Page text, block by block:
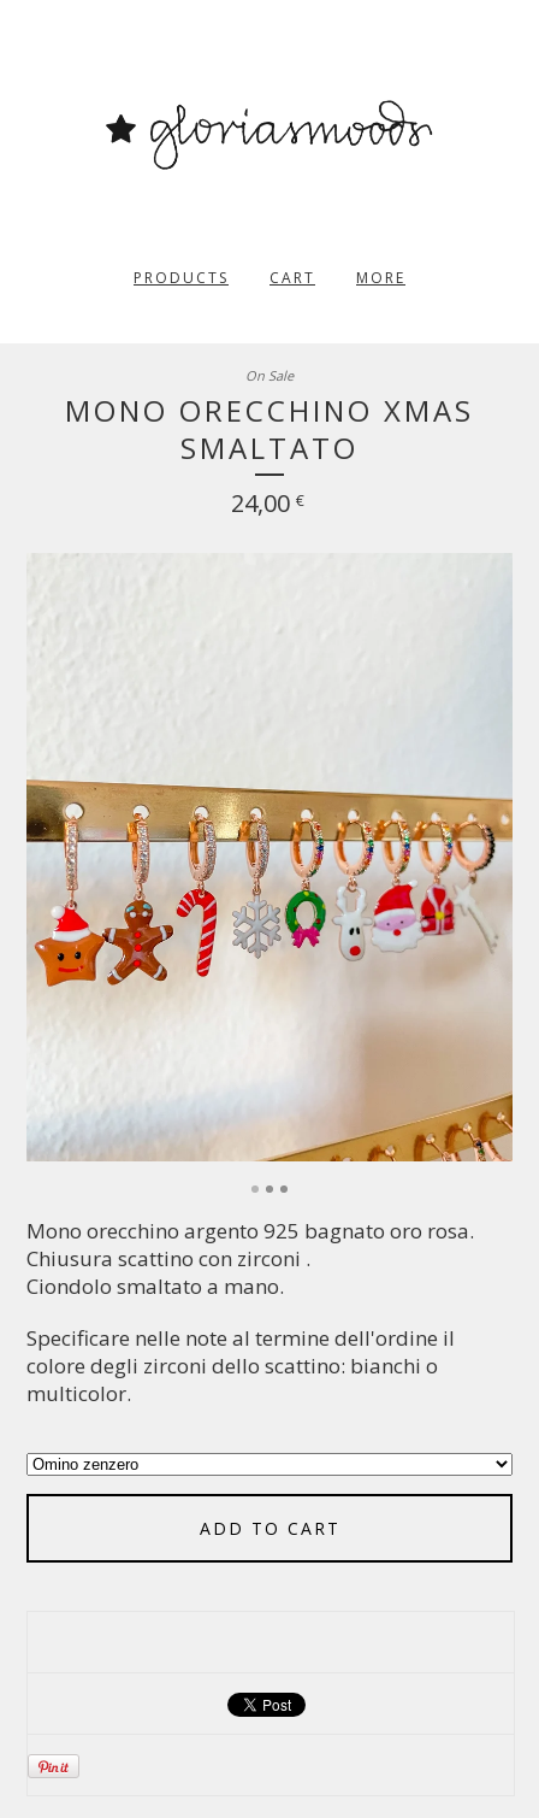
PRODUCTS CART MORE
MONO ORECCHINO XMAS
SMALTATO
24,00 €
On Sale
Mono orecchino argento 925 bagnato oro rosa.
Chiusura scattino con zirconi .
Ciondolo smaltato a mano.
Specificare nelle note al termine dell'ordine il
colore degli zirconi dello scattino: bianchi o
multicolor.
ADD TO CART